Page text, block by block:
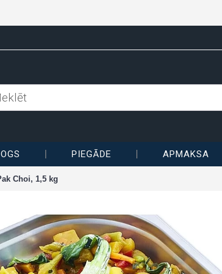
PIEGĀDE APMAKSA
Choi, 1,5 kg